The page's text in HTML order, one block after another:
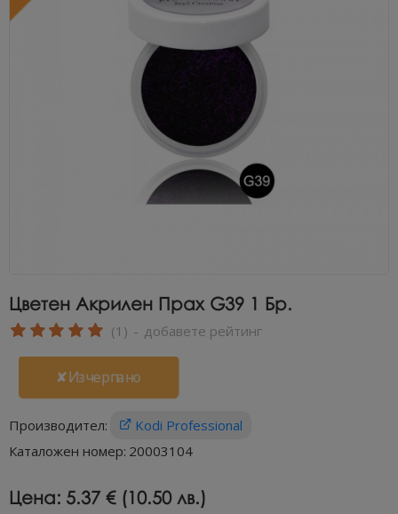
Цветен Акрилен Прах G39 1 Бр.
✘Изчерпано
Производител:
Kodi Professional
Каталожен номер: 20003104
(1) - добавете рейтинг
Цена: 5.37 € (10.50 лв.)